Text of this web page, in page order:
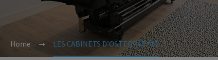
Home LES CABINETS D’OSTEOPATHIE